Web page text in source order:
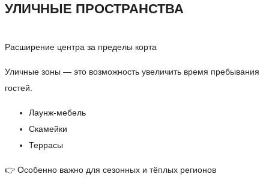
УЛИЧНЫЕ ПРОСТРАНСТВА
Расширение центра за пределы корта
Уличные зоны — это возможность увеличить время пребывания
гостей.
Лаунж-мебель
Скамейки
Террасы
👉 Особенно важно для сезонных и тёплых регионов